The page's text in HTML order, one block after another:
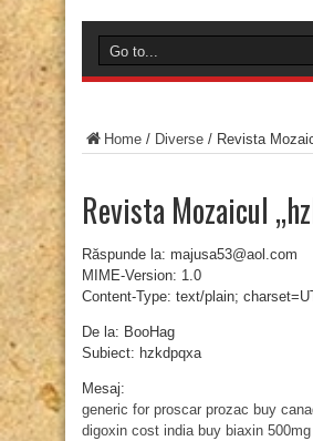
Home / Diverse / Revista
Revista Mozaicul
Răspunde la: majusa53@aol.com
MIME-Version: 1.0
Content-Type: text/plain;
De la: BooHag
Subiect: hzkdpqxa
Mesaj:
generic for proscar prozac buy
digoxin cost india buy biaxin 500mg